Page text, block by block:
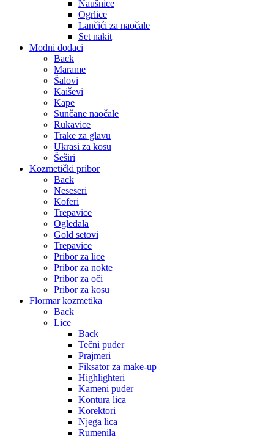
Naušnice
Ogrlice
Lančići za naočale
Set nakit
Modni dodaci
Back
Marame
Šalovi
Kaiševi
Kape
Sunčane naočale
Rukavice
Trake za glavu
Ukrasi za kosu
Šeširi
Kozmetički pribor
Back
Neseseri
Koferi
Trepavice
Ogledala
Gold setovi
Trepavice
Pribor za lice
Pribor za nokte
Pribor za oči
Pribor za kosu
Flormar kozmetika
Back
Lice
Back
Tečni puder
Prajmeri
Fiksator za make-up
Highlighteri
Kameni puder
Kontura lica
Korektori
Njega lica
Rumenila